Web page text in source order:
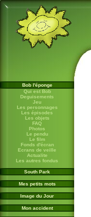
Bob l'éponge
Qui est Bob
Deguisements
Jeu
Les personnages
Les épisodes
Les objets
FAQ
Photos
Le pendu
Le film
Fonds d'écran
Ecrans de veille
Actualite
Les autres fondus
South Park
Mes petits mots
Image du Jour
Mon accident